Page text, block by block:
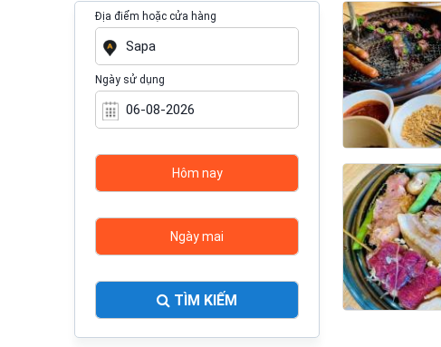
Địa điểm hoặc cửa hàng
Ngày sử dụng
Hôm nay
Ngày mai
TÌM KIẾM